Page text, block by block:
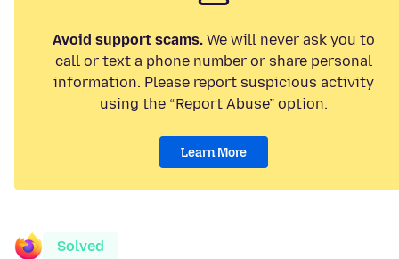
Avoid support scams. We will never ask you to
call or text a phone number or share personal
information. Please report suspicious activity
using the “Report Abuse” option.
Learn More
Solved